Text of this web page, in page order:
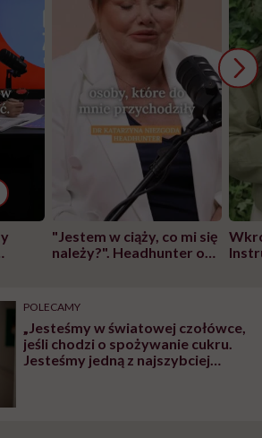
"Jestem w ciąży, co mi się
należy?". Headhunter o
pracy
POLECAMY
„Jesteśmy w światowej czołówce,
jeśli chodzi o spożywanie cukru.
Jesteśmy jedną z najszybciej